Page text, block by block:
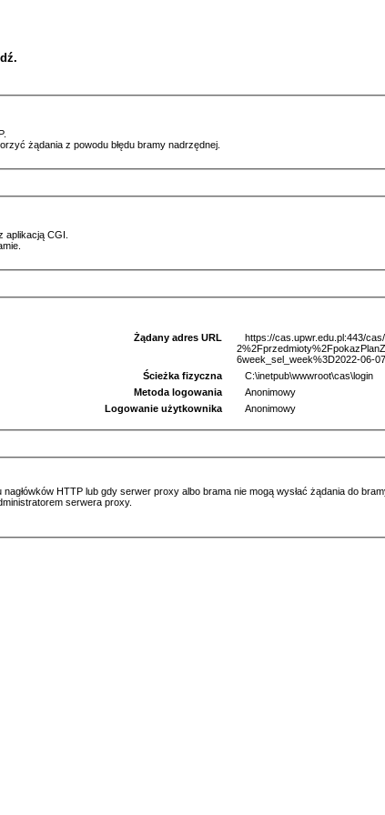
żądania z powodu błędu bramy nadrzędnej.
aplikacją CGI.
Żądany adres URL
https://cas.upwr.edu.pl:443/
6week_sel_week%3D2022-06-
Ścieżka fizyczna
C:\inetpub\wwwroot\cas\login
Metoda logowania
Anonimowy
Logowanie użytkownika
Anonimowy
nagłówków HTTP lub gdy serwer proxy albo brama nie mogą wysłać żądania do
serwera proxy.